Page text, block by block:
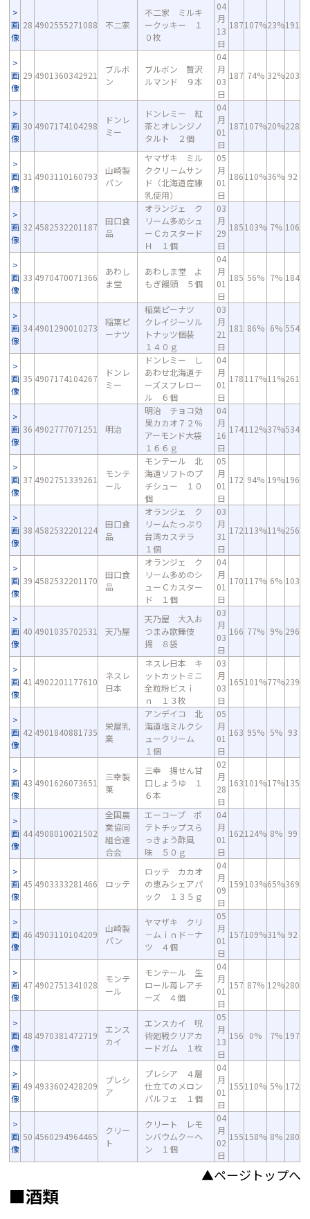
画
像
28 4902555271088 不二家
不二家 ミルキ
ークッキー １
０枚
04
月
13
日
187107%23%191
画
像
29 4901360342921
ブルボ
ン
ブルボン 贅沢
ルマンド ９本
04
月
03
日
187 74% 32%203
画
像
30 4907174104298
ドンレ
ミー
ドンレミー 紅
茶とオレンジノ
タルト ２個
04
月
01
日
187107%20%228
画
像
31 4903110160793
山崎製
パン
ヤマザキ ミル
ククリ－ムサン
ド（北海道産練
乳使用）
05
月
01
日
186110%36% 92
画
像
32 4582532201187
田口食
品
オランジェ ク
リーム多めシュ
ーＣカスタード
Ｈ １個
03
月
29
日
185103% 7% 106
画
像
33 4970470071366
あわし
ま堂
あわしま堂 よ
もぎ饅頭 ５個
04
月
01
日
185 56% 7% 184
画
像
34 4901290010273
稲葉ピ
ーナツ
稲葉ピーナツ
クレイジーソル
トナッツ個装
１４０ｇ
03
月
21
日
181 86% 6% 554
画
像
35 4907174104267
ドンレ
ミー
ドンレミー し
あわせ北海道チ
ーズスフレロー
ル ６個
04
月
01
日
178117%11%261
画
像
36 4902777071251 明治
明治 チョコ効
果カカオ７２％
アーモンド大袋
１６６ｇ
04
月
16
日
174112%37%534
画
像
37 4902751339261
モンテ
ール
モンテール 北
海道ソフトのプ
チシュー １０
個
05
月
01
日
172 94% 19%196
画
像
38 4582532201224
田口食
品
オランジェ ク
リームたっぷり
台湾カステラ
１個
03
月
31
日
172113%11%256
画
像
39 4582532201170
田口食
品
オランジェ ク
リーム多めのシ
ューＣカスター
ド １個
04
月
01
日
170117% 6% 103
画
像
40 4901035702531 天乃屋
天乃屋 大入お
つまみ歌舞伎
揚 ８袋
03
月
03
日
166 77% 9% 296
画
像
41 4902201177610
ネスレ
日本
ネスレ日本 キ
ットカットミニ
全粒粉ビスｉ
ｎ １３枚
03
月
03
日
165101%77%239
画
像
42 4901840881735
栄屋乳
業
アンデイコ 北
海道塩ミルクシ
ュークリーム
１個
05
月
01
日
163 95% 5% 93
画
像
43 4901626073651
三幸製
菓
三幸 揚せん甘
口しょうゆ １
６本
02
月
28
日
163101%17%135
画
像
44 4908010021502
全国農
業協同
組合連
合会
エーコープ ポ
テトチップスら
っきょう酢風
味 ５０ｇ
04
月
01
日
162124% 8% 99
画
像
45 4903333281466 ロッテ
ロッテ カカオ
の恵みシェアパ
ック １３５ｇ
04
月
09
日
159103%65%369
画
像
46 4903110104209
山崎製
パン
ヤマザキ クリ
－ムｉｎド－ナ
ツ ４個
05
月
01
日
157109%31% 92
画
像
47 4902751341028
モンテ
ール
モンテール 生
ロール苺レアチ
ーズ ４個
04
月
01
日
157 87% 12%280
画
像
48 4970381472719
エンス
カイ
エンスカイ 呪
術廻戦クリアカ
ードガム １枚
05
月
13
日
156 0% 7% 197
画
像
49 4933602428209
プレシ
ア
プレシア ４層
仕立てのメロン
パルフェ １個
04
月
01
日
155110% 5% 172
画
像
50 4560294964465
クリー
ト
クリート レモ
ンバウムクーヘ
ン １個
04
月
02
日
155158% 8% 280
▲ページトップへ
■酒類